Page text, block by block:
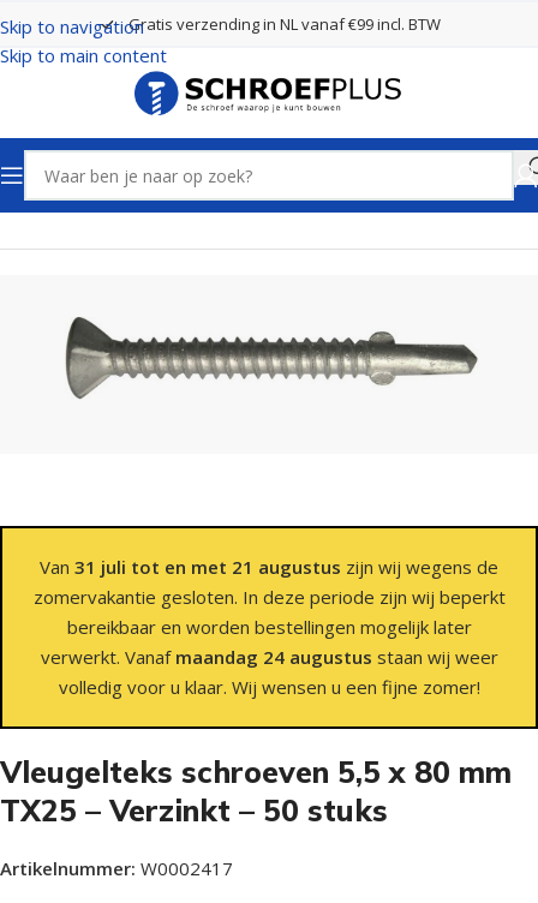
Skip to navigation
Skip to main content
Gratis verzending in NL vanaf €99 incl. BTW
Home Schroeven Vleugelteks schroeven
Van 31 juli tot en met 21 augustus zijn wij wegens de
zomervakantie gesloten. In deze periode zijn wij beperkt
bereikbaar en worden bestellingen mogelijk later
verwerkt. Vanaf maandag 24 augustus staan wij weer
volledig voor u klaar. Wij wensen u een fijne zomer!
Vleugelteks schroeven 5,5 x 80 mm
TX25 – Verzinkt – 50 stuks
Artikelnummer: W0002417